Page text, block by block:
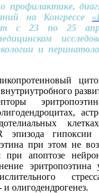
профилактике,
на Конгрессе
с 23 по 25
и
эпизода гипоксии
при этом не
при апоптозе
эритропоэтина
и олигодендрогенез.